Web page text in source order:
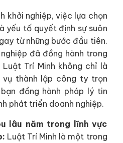
khởi nghiệp, việc lựa chọn
yếu tố quyết định sự suôn
từ những bước đầu tiên.
đã đồng hành trong
Luật Trí Minh không chỉ là
thành lập công ty trọn
đồng hành pháp lý tin
phát triển doanh nghiệp.
lâu năm trong lĩnh vực
Luật Trí Minh là một trong